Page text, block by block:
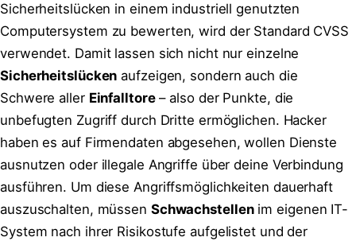
Sicherheitslücken in einem industriell genutzten
Computersystem zu bewerten, wird der Standard CVSS
verwendet. Damit lassen sich nicht nur einzelne
Sicherheitslücken aufzeigen, sondern auch die
Schwere aller Einfalltore– also der Punkte, die
unbefugten Zugriff durch Dritte ermöglichen. Hacker
haben es auf Firmendaten abgesehen, wollen Dienste
ausnutzen oder illegale Angriffe über deine Verbindung
ausführen. Um diese Angriffsmöglichkeiten dauerhaft
auszuschalten, müssen Schwachstellenim eigenen IT-
System nach ihrer Risikostufe aufgelistet und der